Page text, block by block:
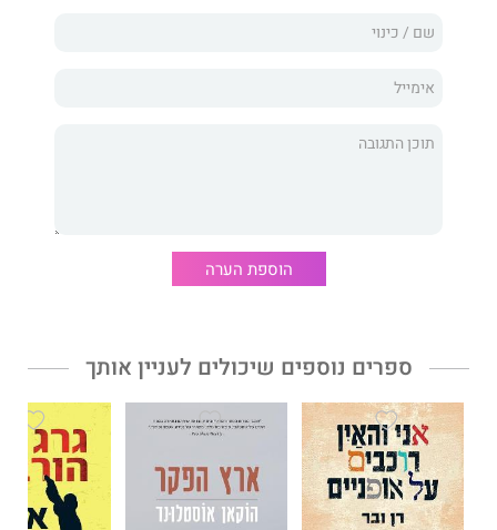
ונלקח מבית היתומים שבו התגורר.
שבמסגרתה הוא נשלח למקומות המסוכנים ביותר בעולם כדי לבצע
סודות אפלים מעברו של האיש משומקום, וכל רצונו הוא לעצור בעדו.
גרג הורביץהוא אחד הכוחות העולים בספרות המתח העולמית. ספריו
רבי המכר של הניו-יורק טיימס ומקומות נוספים.
פרויקט X
הוא הספר הראשון בסדרת המתח החדשה שלו, בה מככבת
דמותו של "האיש משומקום". זכויות ההסרטה על הספר נמכרו לחברת
"וורנר בראדרס".
הוספת הערה
ספרים נוספים שיכולים לעניין אותך